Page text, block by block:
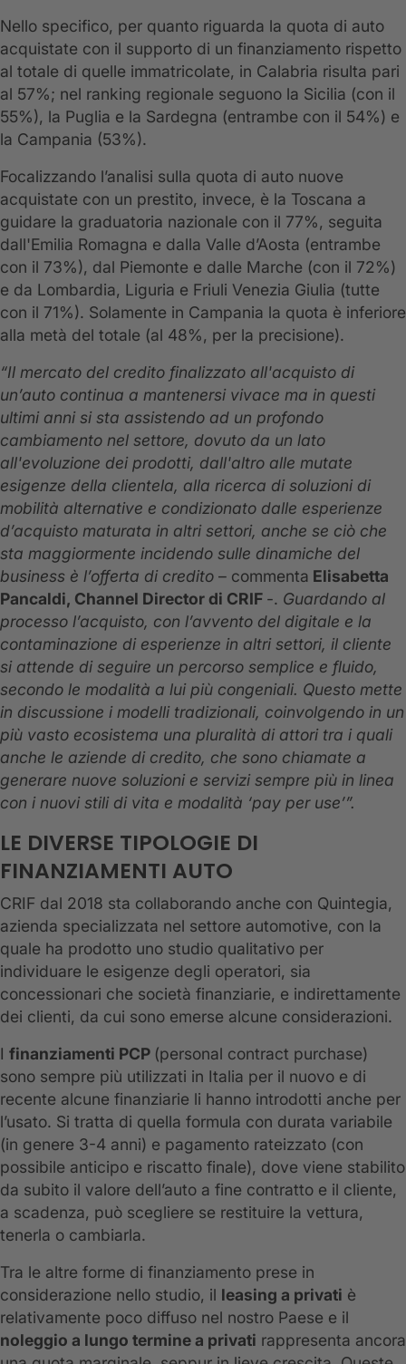
Nello specifico, per quanto riguarda la quota di auto
acquistate con il supporto di un finanziamento rispetto
al totale di quelle immatricolate, in Calabria risulta pari
al 57%; nel ranking regionale seguono la Sicilia (con il
55%), la Puglia e la Sardegna (entrambe con il 54%) e
la Campania (53%).
Focalizzando l’analisi sulla quota di auto nuove
acquistate con un prestito, invece, è la Toscana a
guidare la graduatoria nazionale con il 77%, seguita
dall'Emilia Romagna e dalla Valle d’Aosta (entrambe
con il 73%), dal Piemonte e dalle Marche (con il 72%)
e da Lombardia, Liguria e Friuli Venezia Giulia (tutte
con il 71%). Solamente in Campania la quota è inferiore
alla metà del totale (al 48%, per la precisione).
“Il mercato del credito finalizzato all'acquisto di
un’auto continua a mantenersi vivace ma in questi
ultimi anni si sta assistendo ad un profondo
cambiamento nel settore, dovuto da un lato
all'evoluzione dei prodotti, dall'altro alle mutate
esigenze della clientela, alla ricerca di soluzioni di
mobilità alternative e condizionato dalle esperienze
d’acquisto maturata in altri settori, anche se ciò che
sta maggiormente incidendo sulle dinamiche del
business è l’offerta di credito – commenta Elisabetta
Pancaldi, Channel Director di CRIF -. Guardando al
processo l’acquisto, con l’avvento del digitale e la
contaminazione di esperienze in altri settori, il cliente
si attende di seguire un percorso semplice e fluido,
secondo le modalità a lui più congeniali. Questo mette
in discussione i modelli tradizionali, coinvolgendo in un
più vasto ecosistema una pluralità di attori tra i quali
anche le aziende di credito, che sono chiamate a
generare nuove soluzioni e servizi sempre più in linea
con i nuovi stili di vita e modalità ‘pay per use’”.
LE DIVERSE TIPOLOGIE DI
FINANZIAMENTI AUTO
CRIF dal 2018 sta collaborando anche con Quintegia,
azienda specializzata nel settore automotive, con la
quale ha prodotto uno studio qualitativo per
individuare le esigenze degli operatori, sia
concessionari che società finanziarie, e indirettamente
dei clienti, da cui sono emerse alcune considerazioni.
I finanziamenti PCP (personal contract purchase)
sono sempre più utilizzati in Italia per il nuovo e di
recente alcune finanziarie li hanno introdotti anche per
l’usato. Si tratta di quella formula con durata variabile
(in genere 3-4 anni) e pagamento rateizzato (con
possibile anticipo e riscatto finale), dove viene stabilito
da subito il valore dell’auto a fine contratto e il cliente,
a scadenza, può scegliere se restituire la vettura,
tenerla o cambiarla.
Tra le altre forme di finanziamento prese in
considerazione nello studio, il leasing a privati è
relativamente poco diffuso nel nostro Paese e il
noleggio a lungo termine a privati rappresenta ancora